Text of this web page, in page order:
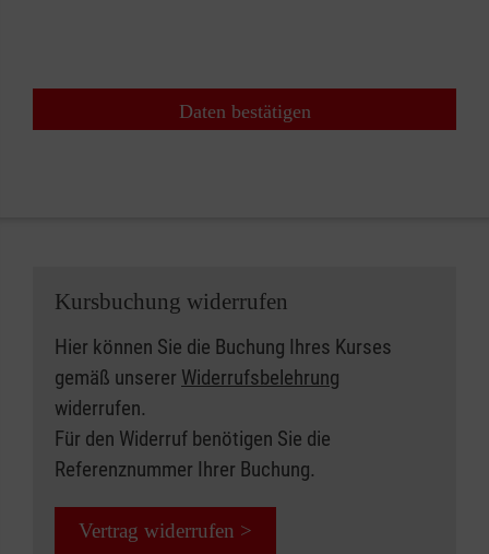
Daten bestätigen
Kursbuchung widerrufen
Hier können Sie die Buchung Ihres Kurses
gemäß unserer Widerrufsbelehrung
widerrufen.
Für den Widerruf benötigen Sie die
Referenznummer Ihrer Buchung.
Vertrag widerrufen >